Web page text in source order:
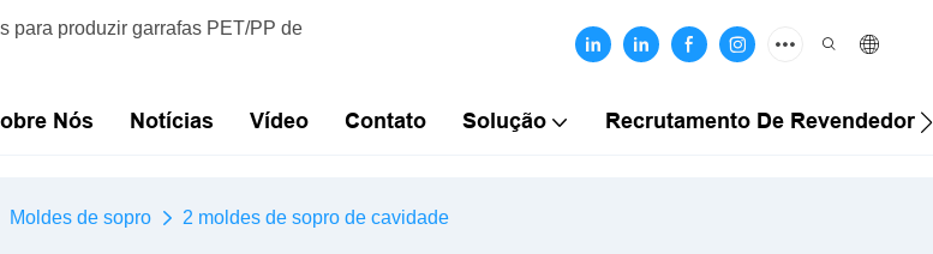
para produzir garrafas PET/PP de
Nós Notícias Vídeo Contato Solução Recrutamento De
Moldes de sopro 2 moldes de sopro de cavidade